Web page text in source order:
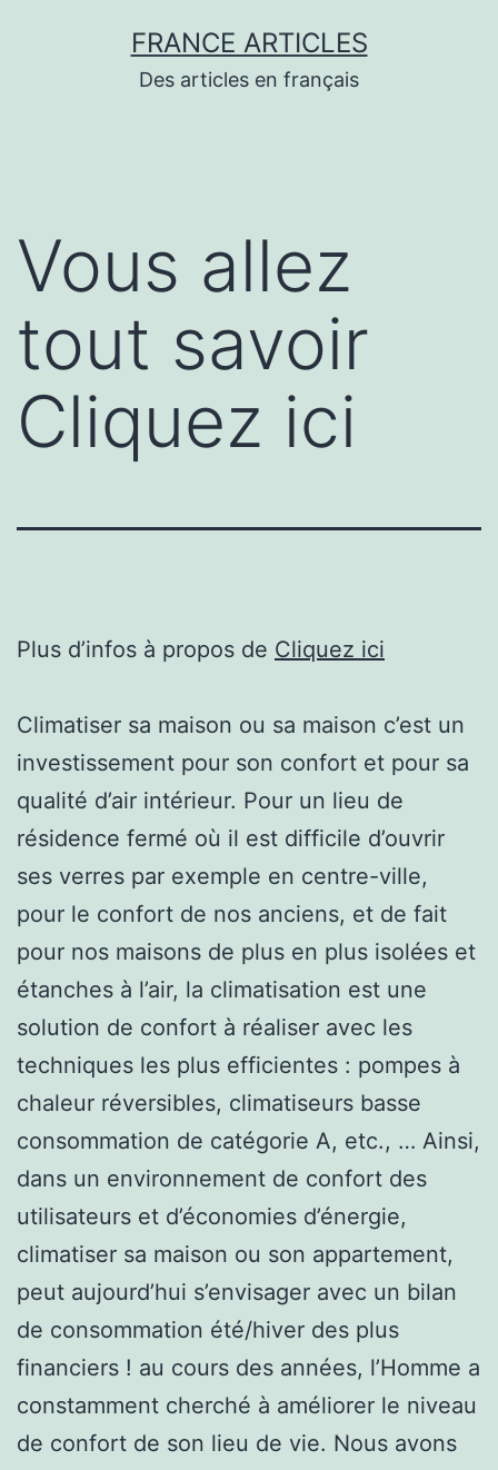
FRANCE ARTICLES
Des articles en français
Vous allez
tout savoir
Cliquez ici
Plus d’infos à propos de Cliquez ici
Climatiser sa maison ou sa maison c’est un
investissement pour son confort et pour sa
qualité d’air intérieur. Pour un lieu de
résidence fermé où il est difficile d’ouvrir
ses verres par exemple en centre-ville,
pour le confort de nos anciens, et de fait
pour nos maisons de plus en plus isolées et
étanches à l’air, la climatisation est une
solution de confort à réaliser avec les
techniques les plus efficientes : pompes à
chaleur réversibles, climatiseurs basse
consommation de catégorie A, etc., … Ainsi,
dans un environnement de confort des
utilisateurs et d’économies d’énergie,
climatiser sa maison ou son appartement,
peut aujourd’hui s’envisager avec un bilan
de consommation été/hiver des plus
financiers ! au cours des années, l’Homme a
constamment cherché à améliorer le niveau
de confort de son lieu de vie. Nous avons